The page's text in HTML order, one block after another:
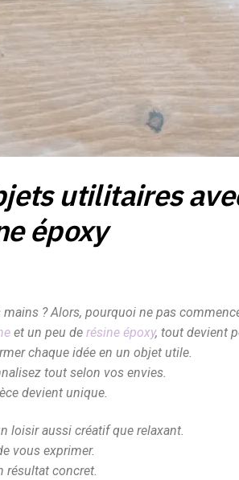
utilitaires
époxy
? Alors, pourquoi ne pas
et un peu de résine époxy, tout devient
chaque idée en un objet utile.
tout selon vos envies.
devient unique.
loisir aussi créatif que relaxant.
vous exprimer.
résultat concret.